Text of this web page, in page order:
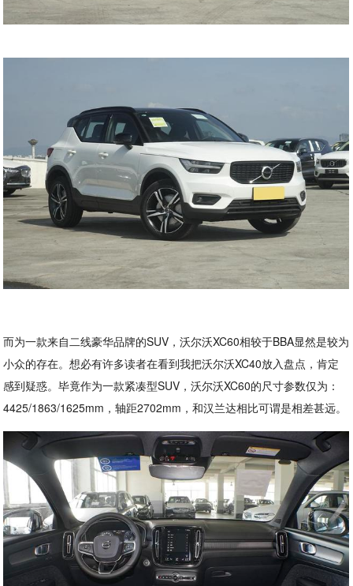
而为一款来自二线豪华品牌的SUV，沃尔沃XC60相较于BBA显然是较为
小众的存在。想必有许多读者在看到我把沃尔沃XC40放入盘点，肯定
感到疑惑。毕竟作为一款紧凑型SUV，沃尔沃XC60的尺寸参数仅为：
4425/1863/1625mm，轴距2702mm，和汉兰达相比可谓是相差甚远。